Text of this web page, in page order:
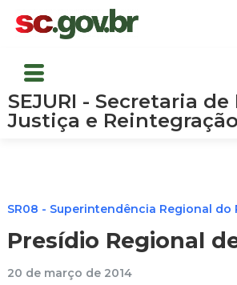
SEJURI - Secretaria
Justiça e
SR08 - Superintendência Regional do
Presídio Regional
20 de março de 2014